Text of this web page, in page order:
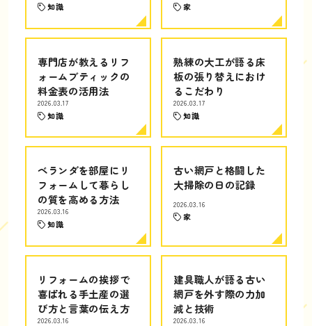
知識 家
専門店が教えるリフ
ォームブティックの
料金表の活用法
2026.03.17
知識
熟練の大工が語る床
板の張り替えにおけ
るこだわり
2026.03.17
知識
ベランダを部屋にリ
フォームして暮らし
の質を高める方法
2026.03.16
知識
古い網戸と格闘した
大掃除の日の記録
2026.03.16
家
リフォームの挨拶で
喜ばれる手土産の選
び方と言葉の伝え方
2026.03.16
建具職人が語る古い
網戸を外す際の力加
減と技術
2026.03.16